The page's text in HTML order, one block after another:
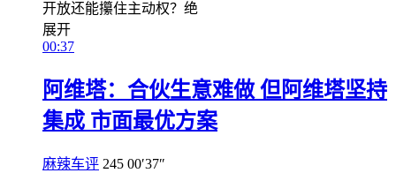
开放还能攥住主动权？绝
展开
00:37
阿维塔：合伙生意难做 但阿维塔坚持
集成 市面最优方案
麻辣车评 245 00′37″